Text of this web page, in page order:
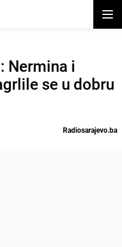
Nermina i
se u dobru
Radiosarajevo.ba